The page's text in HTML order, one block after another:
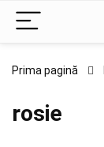
Prima pagină
rosie